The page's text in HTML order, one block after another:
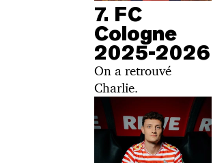
7. FC
Cologne
2025-2026
On a retrouvé
Charlie.